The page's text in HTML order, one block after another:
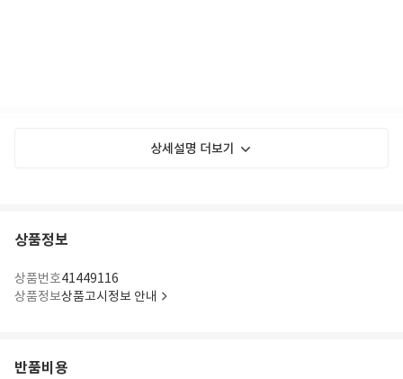
상세설명 더보기
상품정보
상품번호41449116
상품정보상품고시정보 안내
반품비용